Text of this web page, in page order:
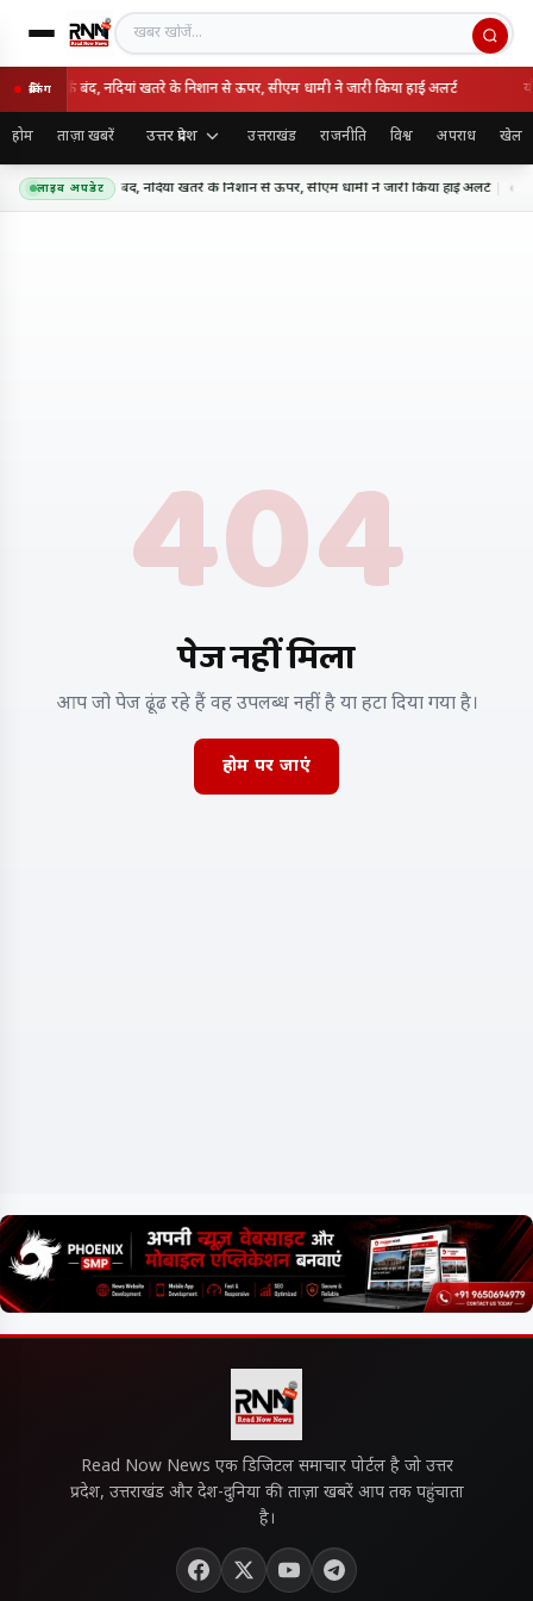
खबर खोजें
ब्रेकिंग
85 सड़कें बंद, नदियां खतरे के निशान से ऊपर, सीएम धामी ने जारी किया हाई अलर्ट
होम ताज़ा खबरें उत्तर प्रदेश उत्तराखंड राजनीति विश्व अपराध खेल
लाइव अपडेट
का कहर: 85 सड़कें बंद, नदियां खतरे के निशान से ऊपर, सीएम धामी ने जारी किया हाई अलर्ट
404
पेज नहीं मिला
आप जो पेज ढूंढ रहे हैं वह उपलब्ध नहीं है या हटा दिया गया है।
होम पर जाएं
Read Now News एक डिजिटल समाचार पोर्टल है जो उत्तर
प्रदेश, उत्तराखंड और देश-दुनिया की ताज़ा खबरें आप तक पहुंचाता
है।